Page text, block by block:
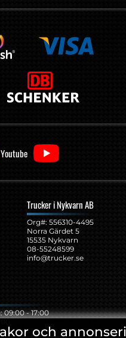
och
Youtube
Trucker i Nykvarn AB
Org#: ‍556310-4495
Norra Gärdet 5
15535 Nykvarn
08-55248599
info@trucker.se
09:00 - 17:00